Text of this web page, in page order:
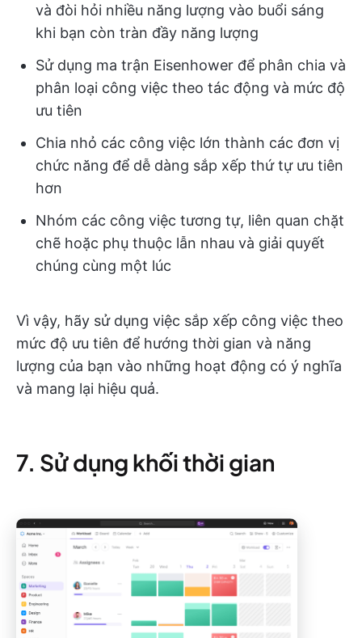
và đòi hỏi nhiều năng lượng vào buổi sáng
khi bạn còn tràn đầy năng lượng
Sử dụng ma trận Eisenhower để phân chia và
phân loại công việc theo tác động và mức độ
ưu tiên
Chia nhỏ các công việc lớn thành các đơn vị
chức năng để dễ dàng sắp xếp thứ tự ưu tiên
hơn
Nhóm các công việc tương tự, liên quan chặt
chẽ hoặc phụ thuộc lẫn nhau và giải quyết
chúng cùng một lúc
Vì vậy, hãy sử dụng việc sắp xếp công việc theo
mức độ ưu tiên để hướng thời gian và năng
lượng của bạn vào những hoạt động có ý nghĩa
và mang lại hiệu quả.
7. Sử dụng khối thời gian